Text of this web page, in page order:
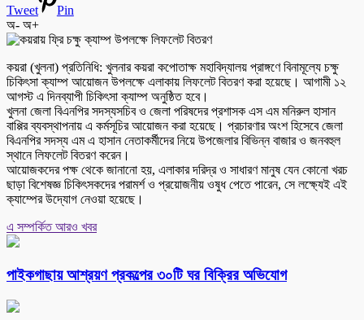
Tweet
Pin
অ- অ+
কয়রা (খুলনা) প্রতিনিধি: খুলনার কয়রা কপোতাক্ষ মহাবিদ্যালয় প্রাঙ্গণে বিনামূল্যে চক্ষু
চিকিৎসা ক্যাম্প আয়োজন উপলক্ষে এলাকায় লিফলেট বিতরণ করা হয়েছে। আগামী ১২
আগস্ট এ দিনব্যাপী চিকিৎসা ক্যাম্প অনুষ্ঠিত হবে।
খুলনা জেলা বিএনপির সদস্যসচিব ও জেলা পরিষদের প্রশাসক এস এম মনিরুল হাসান
বাপ্পির ব্যবস্থাপনায় এ কর্মসূচির আয়োজন করা হয়েছে। প্রচারণার অংশ হিসেবে জেলা
বিএনপির সদস্য এম এ হাসান নেতাকর্মীদের নিয়ে উপজেলার বিভিন্ন বাজার ও জনবহুল
স্থানে লিফলেট বিতরণ করেন।
আয়োজকদের পক্ষ থেকে জানানো হয়, এলাকার দরিদ্র ও সাধারণ মানুষ যেন কোনো খরচ
ছাড়া বিশেষজ্ঞ চিকিৎসকদের পরামর্শ ও প্রয়োজনীয় ওষুধ পেতে পারেন, সে লক্ষ্যেই এই
ক্যাম্পের উদ্যোগ নেওয়া হয়েছে।
এ সম্পর্কিত আরও খবর
পাইকগাছায় আশ্রয়ণ প্রকল্পের ৩০টি ঘর বিক্রির অভিযোগ